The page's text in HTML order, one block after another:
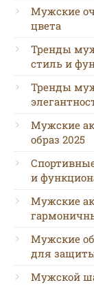
Мужские
цвета
Тренды
стиль и
Тренды
Мужские
образ 2025
и
Мужские
Мужские
для
Мужской